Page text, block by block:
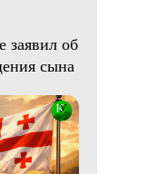
заявил об
сына